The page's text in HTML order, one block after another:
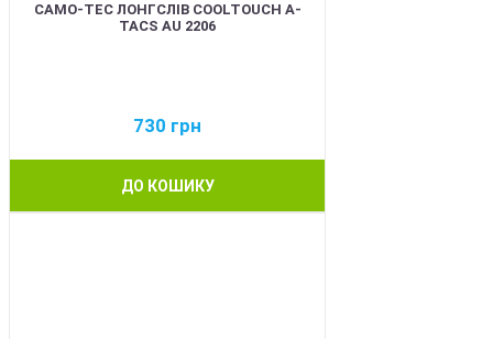
CAMO-TEC ЛОНГСЛІВ COOLTOUCH A-
TACS AU 2206
730 грн
ДО КОШИКУ